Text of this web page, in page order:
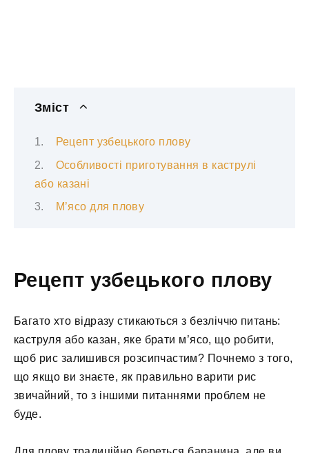
Зміст
Рецепт узбецького плову
Особливості приготування в каструлі
або казані
М’ясо для плову
Рецепт узбецького плову
Багато хто відразу стикаються з безліччю питань:
каструля або казан, яке брати м’ясо, що робити,
щоб рис залишився розсипчастим? Почнемо з того,
що якщо ви знаєте, як правильно варити рис
звичайний, то з іншими питаннями проблем не
буде.